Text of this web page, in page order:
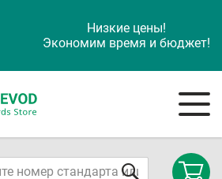
Низкие цены!
Экономим время и бюджет!